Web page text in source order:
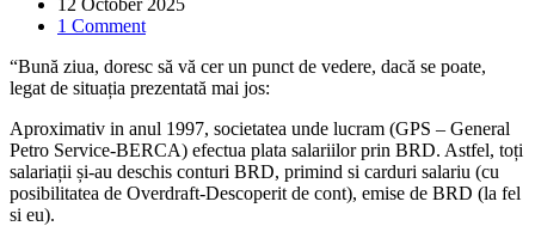
1 Comment
“Bună ziua, doresc să vă cer un punct de vedere, dacă se poate,
legat de situația prezentată mai jos:
Aproximativ in anul 1997, societatea unde lucram (GPS – General
Petro Service-BERCA) efectua plata salariilor prin BRD. Astfel, toți
salariații și-au deschis conturi BRD, primind si carduri salariu (cu
posibilitatea de Overdraft-Descoperit de cont), emise de BRD (la fel
si eu).